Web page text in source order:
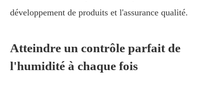
développement de produits et l'assurance qualité.
Atteindre un contrôle parfait de
l'humidité à chaque fois